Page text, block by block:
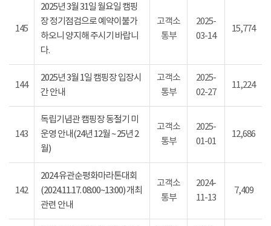
145
2025년 3월 31일 월요일 캠핑
장 정기점검으로 예약이불가
하오니 양지해 주시기 바랍니
다.
고객소
통부
2025-
03-14
15,774
144
2025년 3월 1일 캠핑장 입장시
간 안내
고객소
통부
2025-
02-27
11,224
143
독립기념관 캠핑장 동절기 미
운영 안내(24년 12월 ~ 25년 2
월)
고객소
통부
2025-
01-01
12,686
142
2024 유관순평화마라톤대회
(2024.11.17. 08:00~13:00) 개최
관련 안내
고객소
통부
2024-
11-13
7,409